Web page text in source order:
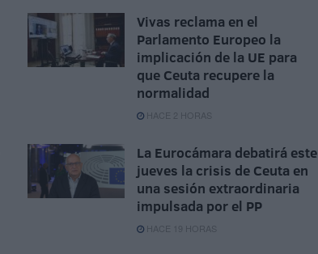
Vivas reclama en el
Parlamento Europeo la
implicación de la UE para
que Ceuta recupere la
normalidad
HACE 2 HORAS
La Eurocámara debatirá este
jueves la crisis de Ceuta en
una sesión extraordinaria
impulsada por el PP
HACE 19 HORAS